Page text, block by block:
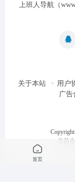
上班人导航（
关于本站 用户
广告
当前
首页